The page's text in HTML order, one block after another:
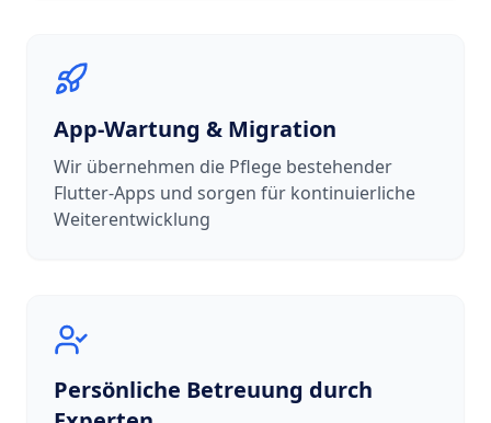
App-Wartung & Migration
Wir übernehmen die Pflege bestehender
Flutter-Apps und sorgen für kontinuierliche
Weiterentwicklung
Persönliche Betreuung durch